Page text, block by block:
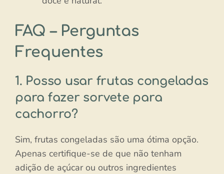
FAQ – Perguntas
Frequentes
1. Posso usar frutas congeladas
para fazer sorvete para
cachorro?
Sim, frutas congeladas são uma ótima opção.
Apenas certifique-se de que não tenham
adição de açúcar ou outros ingredientes